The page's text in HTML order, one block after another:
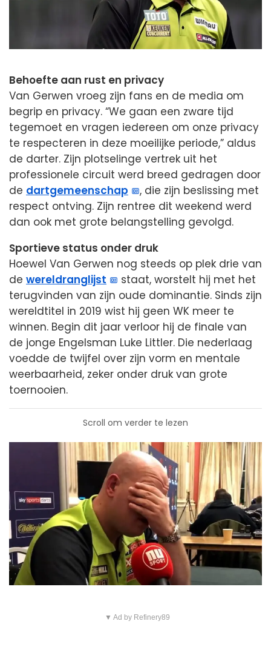
Behoefte aan rust en privacy
Van Gerwen vroeg zijn fans en de media om
begrip en privacy. “We gaan een zware tijd
tegemoet en vragen iedereen om onze privacy
te respecteren in deze moeilijke periode,” aldus
de darter. Zijn plotselinge vertrek uit het
professionele circuit werd breed gedragen door
de dartgemeenschap
, die zijn beslissing met
respect ontving. Zijn rentree dit weekend werd
dan ook met grote belangstelling gevolgd.
Sportieve status onder druk
Hoewel Van Gerwen nog steeds op plek drie van
de wereldranglijst
staat, worstelt hij met het
terugvinden van zijn oude dominantie. Sinds zijn
wereldtitel in 2019 wist hij geen WK meer te
winnen. Begin dit jaar verloor hij de finale van
de jonge Engelsman Luke Littler. Die nederlaag
voedde de twijfel over zijn vorm en mentale
weerbaarheid, zeker onder druk van grote
toernooien.
Scroll om verder te lezen
▼ Ad by Refinery89